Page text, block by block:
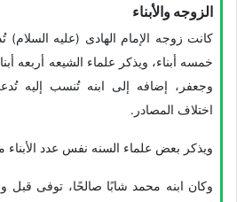
الزوجه والأبناء
کانت زوجه الإمام الهادی (علیه
خمسه أبناء، ویذکر علماء الشیعه أربعه
وجعفر، إضافه إلى ابنه تُنسب إلیه
اختلاف المصادر.
ویذکر بعض علماء السنه نفس عدد الأبناء
وکان ابنه محمد شابًا صالحًا، توفی قبل